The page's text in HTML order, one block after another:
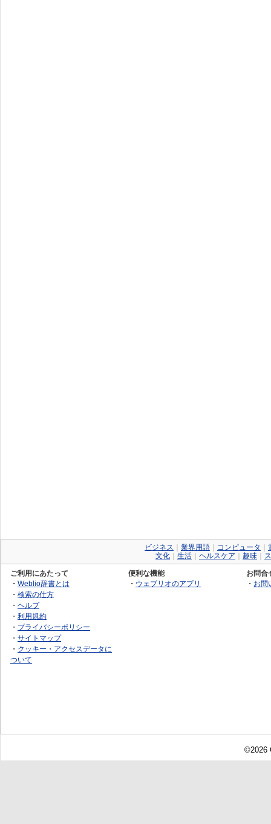
ビジネス 業界用語 コンピュータ
文化
生活 ヘルスケア 趣味
ご利用にあたって
・ Weblio辞書とは
・ 検索の仕方
・ ヘルプ
・ 利用規約
・ プライバシーポリシー
・ サイトマップ
・ クッキー・アクセスデータに
ついて
便利な機能
・ ウェブリオのアプリ
お問合
・ お問
©2026